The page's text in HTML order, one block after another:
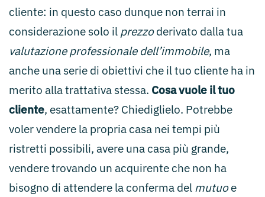
cliente: in questo caso dunque non terrai in
considerazione solo il prezzoderivato dalla tua
valutazione professionale dell’immobile, ma
anche una serie di obiettivi che il tuo cliente ha in
merito alla trattativa stessa. Cosa vuole il tuo
cliente, esattamente? Chiediglielo. Potrebbe
voler vendere la propria casa nei tempi più
ristretti possibili, avere una casa più grande,
vendere trovando un acquirente che non ha
bisogno di attendere la conferma del mutuoe